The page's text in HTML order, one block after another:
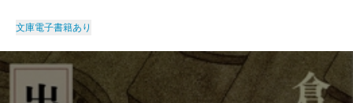
文庫電子書籍あり